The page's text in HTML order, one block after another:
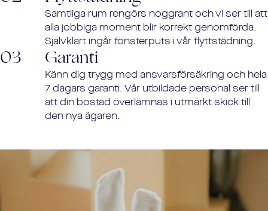
Samtliga rum rengörs noggrant och vi ser till att
alla jobbiga moment blir korrekt genomförda.
Självklart ingår fönsterputs i vår flyttstädning.
03 Garanti
Känn dig trygg med ansvarsförsäkring och hela
7 dagars garanti. Vår utbildade personal ser till
att din bostad överlämnas i utmärkt skick till
den nya ägaren.